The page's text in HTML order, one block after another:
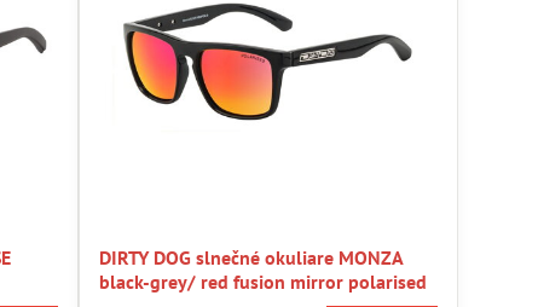
DIRTY DOG slnečné okuliare MONZA
black-grey/ red fusion mirror polarised